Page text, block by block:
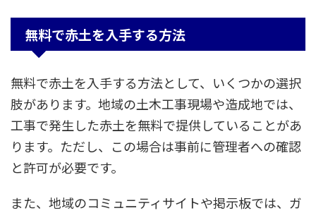
無料で赤土を入手する方法
無料で赤土を入手する方法として、いくつかの選択
肢があります。地域の土木工事現場や造成地では、
工事で発生した赤土を無料で提供していることがあ
ります。ただし、この場合は事前に管理者への確認
と許可が必要です。
また、地域のコミュニティサイトや掲示板では、ガ